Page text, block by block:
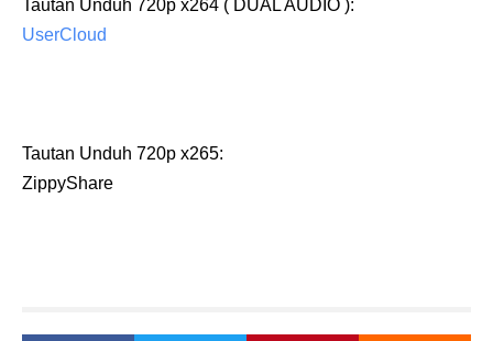
Tautan Unduh 720p x264 ( DUAL AUDIO ):
UserCloud
Tautan Unduh 720p x265:
ZippyShare